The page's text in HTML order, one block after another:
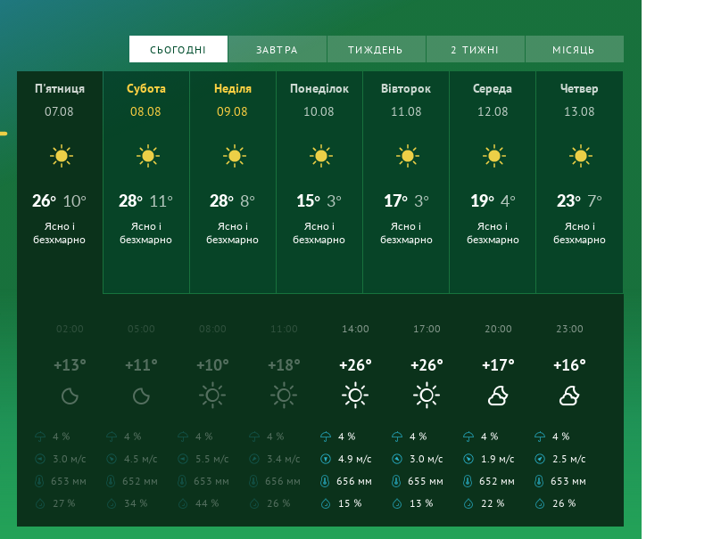
СЬОГОДНІ ЗАВТРА ТИЖДЕНЬ 2 ТИЖНІ МІСЯЦЬ
П'ятниця
07.08
26° 10°
Ясно і
безхмарно
Субота
08.08
28° 11°
Ясно і
безхмарно
Неділя
09.08
28° 8°
Ясно і
безхмарно
Понеділок
10.08
15° 3°
Ясно і
безхмарно
Вівторок
11.08
17° 3°
Ясно і
безхмарно
Середа
12.08
19° 4°
Ясно і
безхмарно
Четвер
13.08
23° 7°
Ясно і
безхмарно
02:00
+13°
4 %
3.0 м/с
653 мм
27 %
05:00
+11°
4 %
4.5 м/с
652 мм
34 %
08:00
+10°
4 %
5.5 м/с
653 мм
44 %
11:00
+18°
4 %
3.4 м/с
656 мм
26 %
14:00
+26°
4 %
4.9 м/с
656 мм
15 %
17:00
+26°
4 %
3.0 м/с
655 мм
13 %
20:00
+17°
4 %
1.9 м/с
652 мм
22 %
23:00
+16°
4 %
2.5 м/с
653 мм
26 %